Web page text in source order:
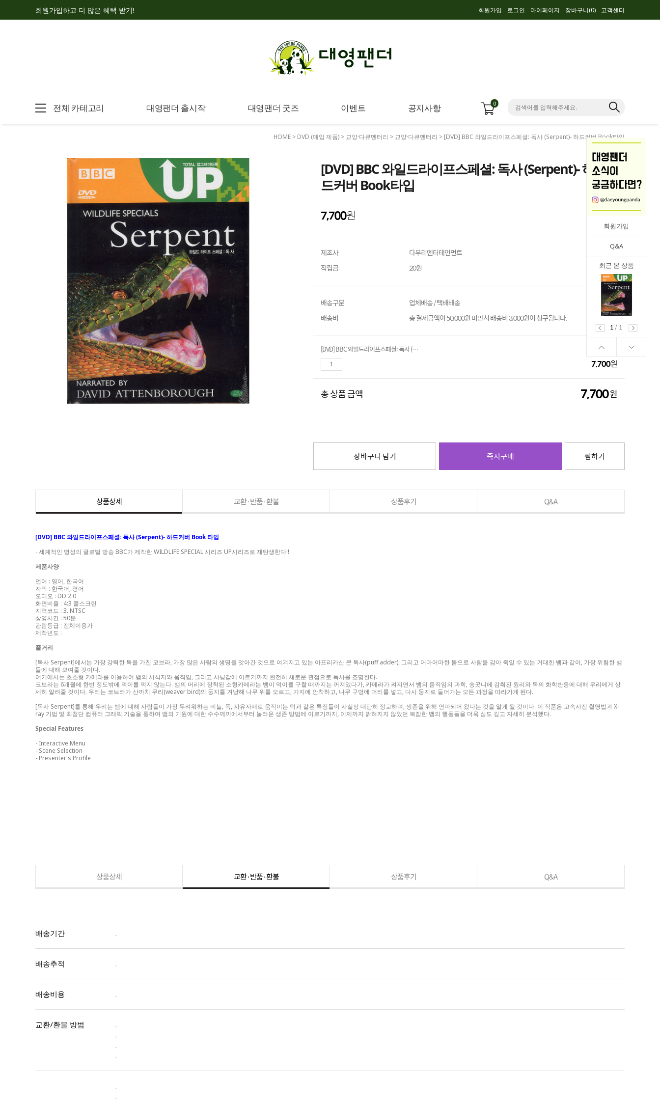
회원가입하고 더 많은 혜택 받기! 회원가입 로그인 마이페이지 장바구니(0) 고객센터
전체 카테고리 대영팬더 출시작 대영팬더 굿즈 이벤트 공지사항 0
회원가입
Q&A
최근 본 상품
1
/ 1
HOME > DVD (매입 제품) > 교양·다큐멘터리 > 교양·다큐멘터리 > [DVD] BBC 와일드라이프스페셜: 독사 (Serpent)- 하드커버 Book타입
[DVD] BBC 와일드라이프스페셜: 독사 (Serpent)- 하
드커버 Book타입
7,700원
제조사
다우리엔터테인먼트
적립금
20원
배송구분
업체배송 / 택배배송
배송비
총 결제금액이 50,000원 미만시 배송비 3,000원이 청구됩니다.
[DVD] BBC 와일드라이프스페셜: 독사 (Serpent)- 하드커버 Book타입
7,700원
총 상품 금액 7,700원
장바구니 담기 즉시구매 찜하기
상품상세 교환·반품·환불 상품후기 Q&A
[DVD] BBC 와일드라이프스페셜: 독사 (Serpent)- 하드커버 Book 타입
-세계적인 명성의 글로벌 방송 BBC가 제작한 WILDLIFE SPECIAL 시리즈 UP시리즈로 재탄생한다!!
제품사양
언어 : 영어, 한국어
자막 : 한국어, 영어
오디오 : DD 2.0
화면비율 : 4:3 풀스크린
지역코드 : 3. NTSC
상영시간 : 50분
관람등급 : 전체이용가
제작년도 :
줄거리
[독사 Serpent]에서는 가장 강력한 독을 가진 코브라, 가장 많은 사람의 생명을 앗아간 것으로 여겨지고 있는 아프리카산 큰 독사(puff adder), 그리고 어마어마한 몸으로 사람을 감아 죽일 수 있는 거대한 뱀과 같이, 가장 위험한 뱀
들에 대해 보여줄 것이다.
여기에서는 초소형 카메라를 이용하여 뱀의 서식지와 움직임, 그리고 사냥감에 이르기까지 완전히 새로운 관점으로 독사를 조명한다.
코브라는 6개월에 한번 정도밖에 먹이를 먹지 않는다. 뱀의 머리에 장착된 소형카메라는 뱀이 먹이를 구할 때까지는 꺼져있다가, 카메라가 켜지면서 뱀의 움직임의 과학, 송곳니에 감춰진 원리와 독의 화학반응에 대해 우리에게 상
세히 알려줄 것이다. 우리는 코브라가 산까치 무리(weaver bird)의 둥지를 겨냥해 나무 위를 오르고, 가지에 안착하고, 나무 구멍에 머리를 넣고, 다시 둥지로 들어가는 모든 과정을 따라가게 된다.
[독사 Serpent]를 통해 우리는 뱀에 대해 사람들이 가장 두려워하는 비늘, 독, 자유자재로 움직이는 턱과 같은 특징들이 사실상 대단히 정교하며, 생존을 위해 연마되어 왔다는 것을 알게 될 것이다. 이 작품은 고속사진 촬영법과 X-
ray 기법 및 최첨단 컴퓨터 그래픽 기술을 통하여 뱀의 기원에 대한 수수께끼에서부터 놀라운 생존 방법에 이르기까지, 이제까지 밝혀지지 않았던 복잡한 뱀의 행동들을 더욱 심도 깊고 자세히 분석했다.
Special Features
- Interactive Menu
- Scene Selection
- Presenter's Profile
상품상세 교환·반품·환불 상품후기 Q&A
배송기간 .
배송추적 .
배송비용 .
교환/환불 방법
.
.
.
.
.
.